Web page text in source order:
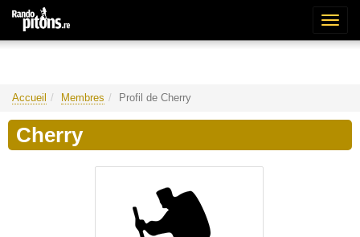
Accueil Membres Profil de Cherry
Cherry